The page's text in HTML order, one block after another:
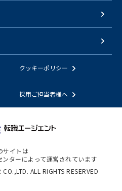
クッキーポリシー
採用ご担当者様へ
サイトは
ターによって運営されています
ALL RIGHTS RESERVED